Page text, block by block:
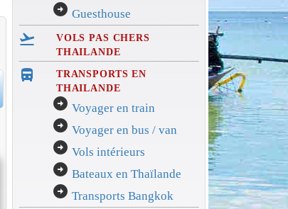
arrow_circle_right Guesthouse
flight_takeoff
VOLS PAS CHERS
THAILANDE
directions_bus_filled
TRANSPORTS EN
THAILANDE
arrow_circle_right Voyager en train
arrow_circle_right Voyager en bus / van
arrow_circle_right Vols intérieurs
arrow_circle_right Bateaux en Thaïlande
arrow_circle_right Transports Bangkok